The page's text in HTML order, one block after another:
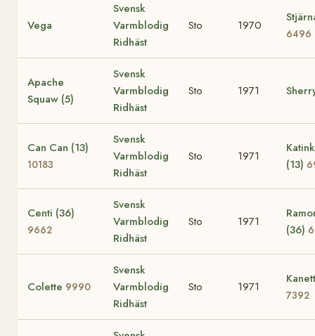
Vega
Svensk
Varmblodig
Ridhäst
Sto 1970
6496
Apache
Squaw (5)
Svensk
Varmblodig
Ridhäst
Sto 1971
Can Can (13)
10183
Svensk
Varmblodig
Ridhäst
Sto 1971
(13)
Centi (36)
9662
Svensk
Varmblodig
Ridhäst
Sto 1971
(36)
Colette 9990
Svensk
Varmblodig
Ridhäst
Sto 1971
7392